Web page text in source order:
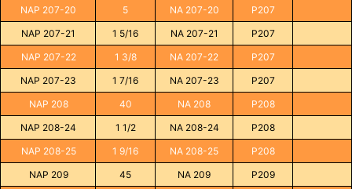
NAP 207-20
5 NA 207-20
P207
NAP 207-21
1 5/16 NA 207-21
P207
NAP 207-22
1 3/8 NA 207-22
P207
NAP 207-23
1 7/16 NA 207-23
P207
NAP 208
40 NA 208
P208
NAP 208-24
1 1/2 NA 208-24
P208
NAP 208-25
1 9/16 NA 208-25
P208
NAP 209
45 NA 209
P209